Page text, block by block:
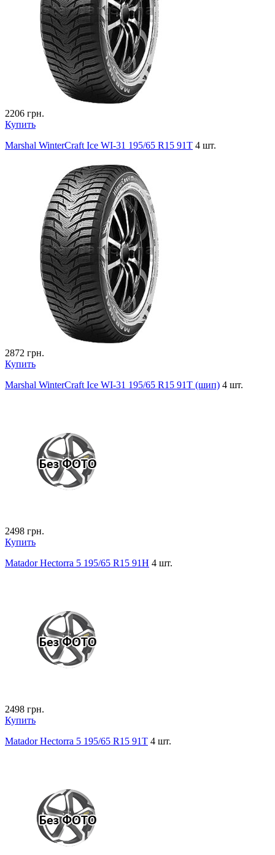
2206 грн.
Купить
Marshal WinterCraft Ice WI-31 195/65 R15 91T 4 шт.
2872 грн.
Купить
Marshal WinterCraft Ice WI-31 195/65 R15 91T (шип) 4 шт.
2498 грн.
Купить
Matador Hectorra 5 195/65 R15 91H 4 шт.
2498 грн.
Купить
Matador Hectorra 5 195/65 R15 91T 4 шт.